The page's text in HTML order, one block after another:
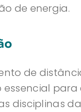
de energia.
de
essencial para
disciplinas da